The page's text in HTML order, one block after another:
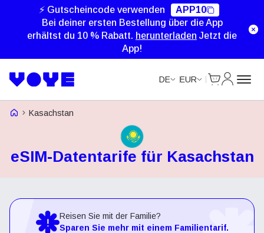
⚡ Gutscheincode verwenden
APP10
Bei deiner ersten Bestellung über die App
erhältst du 10 % Rabatt. herunterladen Jetzt die
App!
DE EUR
Voye Homepage
Kasachstan
eSIM-Datentarife für Kasachstan
Reisen Sie mit der Familie?
Sparen Sie mehr mit einem Familientarif.